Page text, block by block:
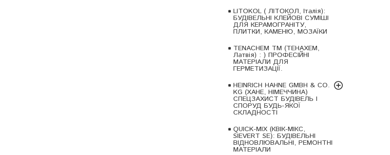
LITOKOL ( ЛІТОКОЛ, Італія):
БУДІВЕЛЬНІ КЛЕЙОВІ СУМІШІ
ДЛЯ КЕРАМОГРАНІТУ,
ПЛИТКИ, КАМЕНЮ, МОЗАЇКИ
TENACHEM ТМ (ТЕНАХЕМ,
Латвія) : ) ПРОФЕСІЙНІ
МАТЕРІАЛИ ДЛЯ
ГЕРМЕТИЗАЦІЇ.
HEINRICH HAHNE GMBH & CO.
KG (ХАНЕ, НІМЕЧЧИНА)
СПЕЦЗАХИСТ БУДІВЕЛЬ І
СПОРУД БУДЬ-ЯКОЇ
СКЛАДНОСТІ
QUICK-MIX (КВІК-МІКС,
SIEVERT SE): БУДІВЕЛЬНІ
ВІДНОВЛЮВАЛЬНІ, РЕМОНТНІ
МАТЕРІАЛИ